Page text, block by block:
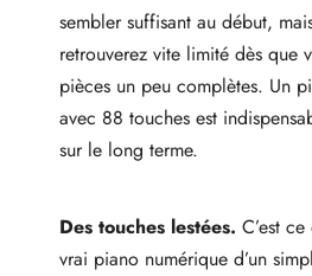
sembler suffisant au début,
retrouverez vite limité dès que
pièces un peu complètes. Un
avec 88 touches est
sur le long terme.
Des touches lestées. C’est
vrai piano numérique d’un